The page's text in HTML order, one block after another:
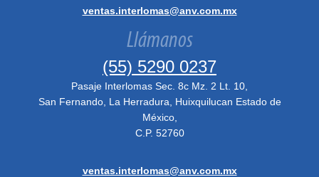
ventas.interlomas@anv.com.mx
Llámanos
(55) 5290 0237
Pasaje Interlomas Sec. 8c Mz. 2 Lt. 10,
San Fernando, La Herradura, Huixquilucan Estado de
México,
C.P. 52760
ventas.interlomas@anv.com.mx